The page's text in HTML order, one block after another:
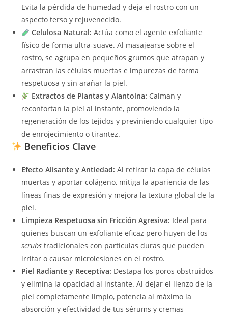
Evita la pérdida de humedad y deja el rostro con un
aspecto terso y rejuvenecido.
Celulosa Natural: Actúa como el agente exfoliante
físico de forma ultra-suave. Al masajearse sobre el
rostro, se agrupa en pequeños grumos que atrapan y
arrastran las células muertas e impurezas de forma
respetuosa y sin arañar la piel.
Extractos de Plantas y Alantoína: Calman y
reconfortan la piel al instante, promoviendo la
regeneración de los tejidos y previniendo cualquier tipo
de enrojecimiento o tirantez.
Beneficios Clave
Efecto Alisante y Antiedad: Al retirar la capa de células
muertas y aportar colágeno, mitiga la apariencia de las
líneas finas de expresión y mejora la textura global de la
piel.
Limpieza Respetuosa sin Fricción Agresiva: Ideal para
quienes buscan un exfoliante eficaz pero huyen de los
scrubs tradicionales con partículas duras que pueden
irritar o causar microlesiones en el rostro.
Piel Radiante y Receptiva: Destapa los poros obstruidos
y elimina la opacidad al instante. Al dejar el lienzo de la
piel completamente limpio, potencia al máximo la
absorción y efectividad de tus sérums y cremas